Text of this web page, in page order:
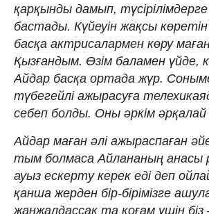
қарқынды дамып,
бастады. Күйеуін жақсы
басқа актрисалармен көру
Қызғандым. Өзім баламен үйде,
Айдар басқа ортада жүр.
түбегейлі ажырасуға
себеп болды. Оны әркім әрқалай
Айдар маған әлі ажыраспаған
тым болмаса Айлананың анасы
ауыз ескерту керек еді деп
қанша жерден бір-бірімізге
жанжалдассақ та қоғам үшін біз